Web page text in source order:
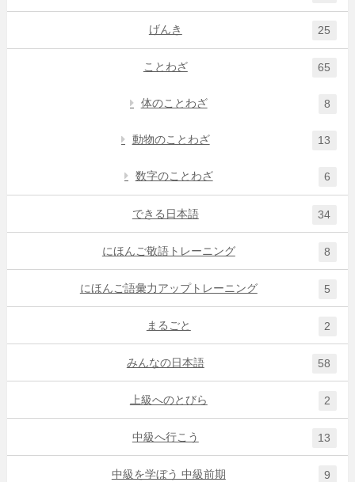
げんき 25
ことわざ 65
体のことわざ 8
動物のことわざ 13
数字のことわざ 6
できる日本語 34
にほんご敬語トレーニング 8
にほんご語彙力アップトレーニング 5
まるごと 2
みんなの日本語 58
上級へのとびら 2
中級へ行こう 13
中級を学ぼう 中級前期 9